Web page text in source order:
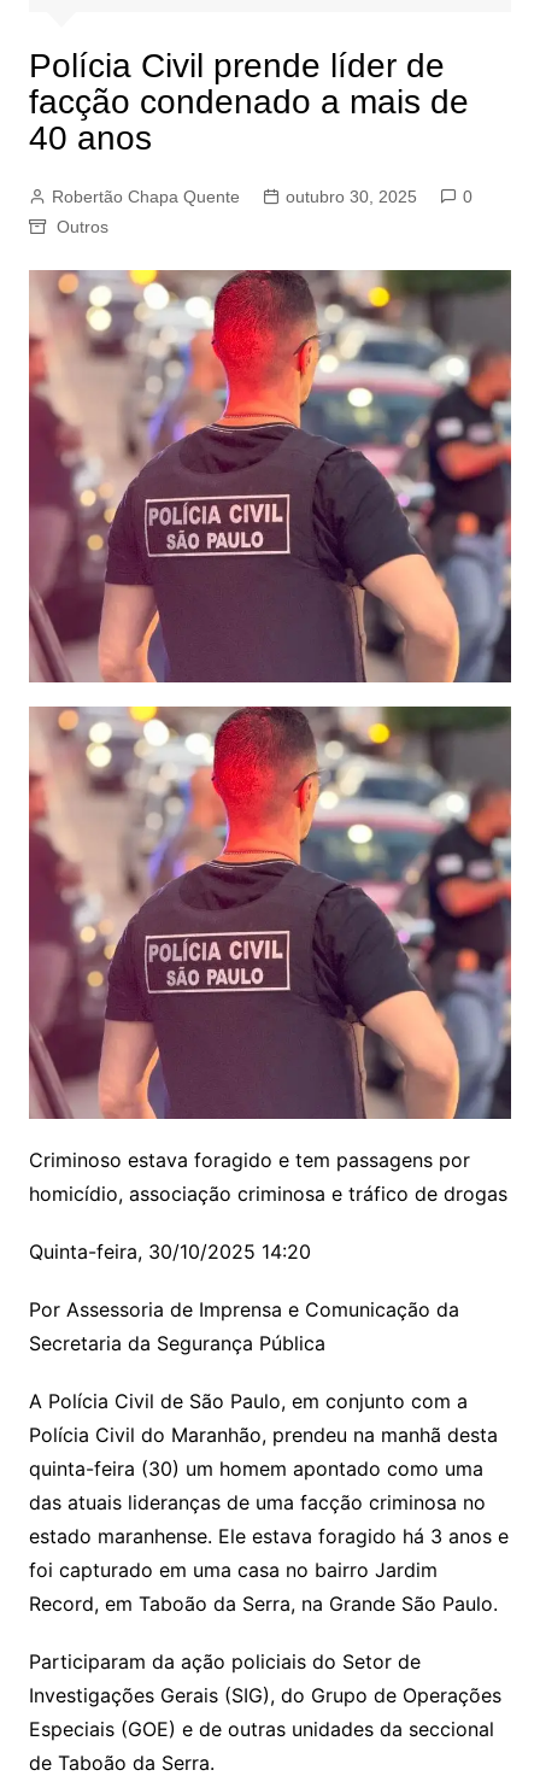
Polícia Civil prende líder de
facção condenado a mais de
40 anos
Robertão Chapa Quente outubro 30, 2025
0
Outros
Criminoso estava foragido e tem passagens por
homicídio, associação criminosa e tráfico de drogas
Quinta-feira, 30/10/2025 14:20
Por Assessoria de Imprensa e Comunicação da
Secretaria da Segurança Pública
A Polícia Civil de São Paulo, em conjunto com a
Polícia Civil do Maranhão, prendeu na manhã desta
quinta-feira (30) um homem apontado como uma
das atuais lideranças de uma facção criminosa no
estado maranhense. Ele estava foragido há 3 anos e
foi capturado em uma casa no bairro Jardim
Record, em Taboão da Serra, na Grande São Paulo.
Participaram da ação policiais do Setor de
Investigações Gerais (SIG), do Grupo de Operações
Especiais (GOE) e de outras unidades da seccional
de Taboão da Serra.